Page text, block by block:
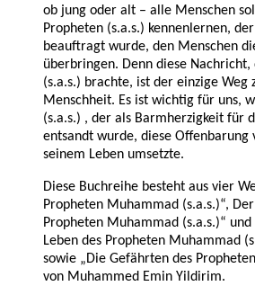
ob jung oder alt – alle Menschen
Propheten (s.a.s.) kennenlernen,
beauftragt wurde, den Menschen
überbringen. Denn diese Nachricht,
(s.a.s.) brachte, ist der einzige Weg
Menschheit. Es ist wichtig für uns,
(s.a.s.) , der als Barmherzigkeit für
entsandt wurde, diese Offenbarung
seinem Leben umsetzte.
Diese Buchreihe besteht aus vier
Propheten Muhammad (s.a.s.)“,
Propheten Muhammad (s.a.s.)“ und
Leben des Propheten Muhammad
sowie „Die Gefährten des
von Muhammed Emin Yildirim.